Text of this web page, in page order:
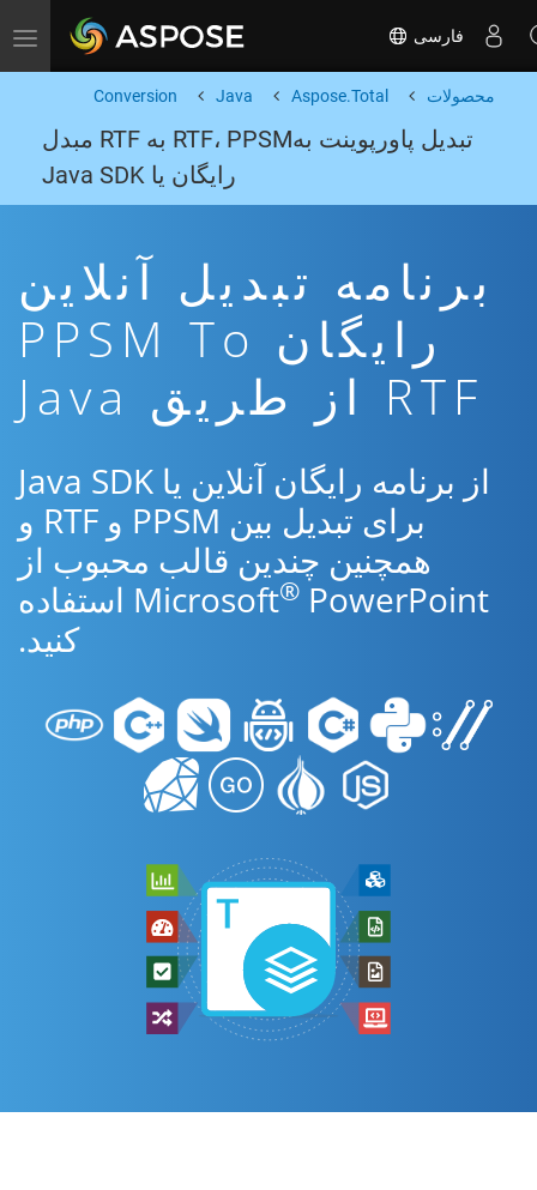
Toggle navigation فارسی
محصولات Aspose.Total
Java
Conversion
تبدیل پاورپوینت بهRTF، PPSM به RTF مبدل
رایگان یا Java SDK
برنامه تبدیل آنلاین
رایگان PPSM To
RTF از طریق Java
از برنامه رایگان آنلاین یا Java SDK
برای تبدیل بین PPSM و RTF و
همچنین چندین قالب محبوب از
Microsoft®
PowerPoint استفاده
کنید.